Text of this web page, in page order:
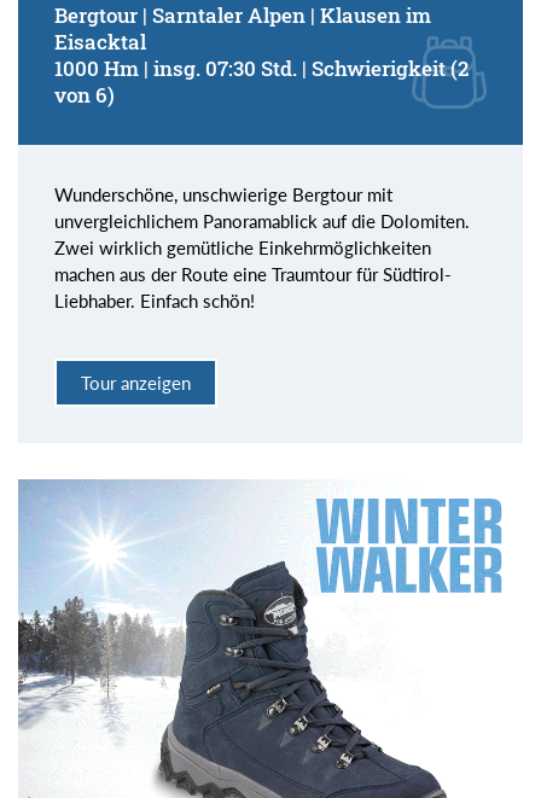
Bergtour | Sarntaler Alpen | Klausen im
Eisacktal
1000 Hm | insg. 07:30 Std. | Schwierigkeit (2
von 6)
Wunderschöne, unschwierige Bergtour mit
unvergleichlichem Panoramablick auf die Dolomiten.
Zwei wirklich gemütliche Einkehrmöglichkeiten
machen aus der Route eine Traumtour für Südtirol-
Liebhaber. Einfach schön!
Tour anzeigen